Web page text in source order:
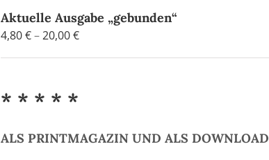
Aktuelle Ausgabe „gebunden“
4,80€–20,00€Preisspanne:
* * * * *
ALS PRINTMAGAZIN UND ALS DOWNLOAD